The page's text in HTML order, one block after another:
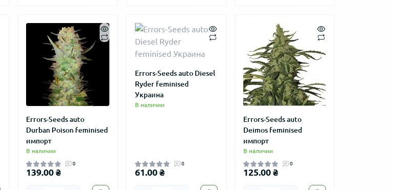
Errors-Seeds auto
Durban Poison feminised
импорт
В наличии
0
139.00 ₴
Errors-Seeds auto Diesel
Ryder feminised
Украина
В наличии
0
61.00 ₴
Errors-Seeds auto
Deimos feminised
импорт
В наличии
0
125.00 ₴